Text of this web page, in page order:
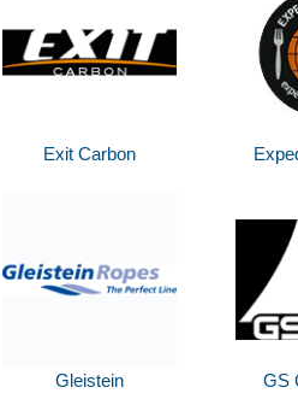
Exit Carbon
Gleistein GS